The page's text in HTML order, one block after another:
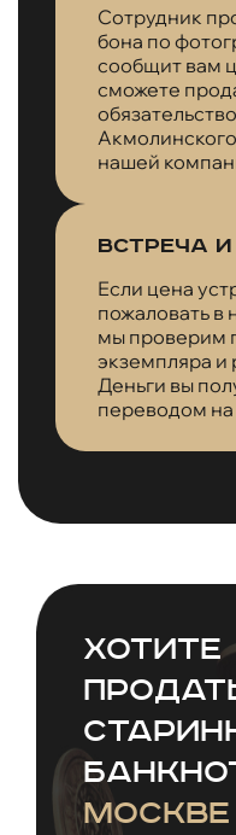
Сотрудник
бона по
сообщит вам
сможете
Акмолинского
нашей
Встреча
Если цена
пожаловать в
мы проверим
экземпляра и
Деньги вы
переводом на
Хотите
Москве